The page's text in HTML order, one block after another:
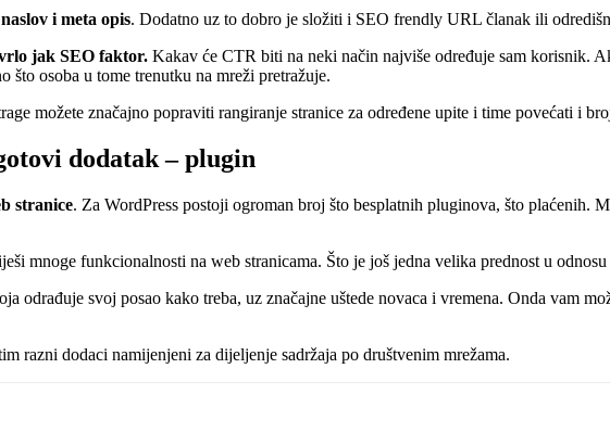
i meta opis. Dodatno uz to dobro je složiti i SEO frendly URL članak ili
jak SEO faktor. Kakav će CTR biti na neki način najviše određuje sam korisnik.
što osoba u tome trenutku na mreži pretražuje.
možete značajno popraviti rangiranje stranice za određene upite i time povećati i
dodatak – plugin
stranice. Za WordPress postoji ogroman broj što besplatnih pluginova, što plaćenih.
mnoge funkcionalnosti na web stranicama. Što je još jedna velika prednost u odnosu
odrađuje svoj posao kako treba, uz značajne uštede novaca i vremena. Onda vam
razni dodaci namijenjeni za dijeljenje sadržaja po društvenim mrežama.